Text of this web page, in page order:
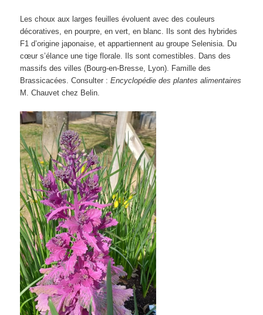
Les choux aux larges feuilles évoluent avec des couleurs
décoratives, en pourpre, en vert, en blanc. Ils sont des hybrides
F1 d’origine japonaise, et appartiennent au groupe Selenisia. Du
cœur s’élance une tige florale. Ils sont comestibles. Dans des
massifs des villes (Bourg-en-Bresse, Lyon). Famille des
Brassicacées. Consulter :Encyclopédie des plantes alimentaires
M. Chauvet chez Belin.